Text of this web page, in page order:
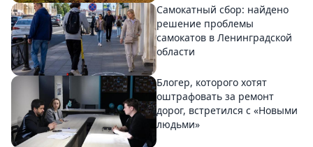
Самокатный сбор: найдено
решение проблемы
самокатов в Ленинградской
области
Блогер, которого хотят
оштрафовать за ремонт
дорог, встретился с «Новыми
людьми»